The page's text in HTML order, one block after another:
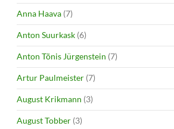
Anna Haava (7)
Anton Suurkask (6)
Anton Tõnis Jürgenstein (7)
Artur Paulmeister (7)
August Krikmann (3)
August Tobber (3)